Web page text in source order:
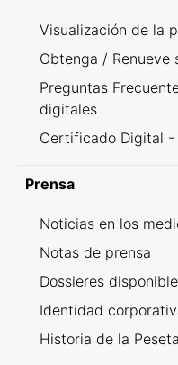
Visualización de la
Obtenga /
Preguntas
digitales
Certificado Digital -
Prensa
Noticias en los
Notas de prensa
Dossieres
Identidad
Historia de la Peseta